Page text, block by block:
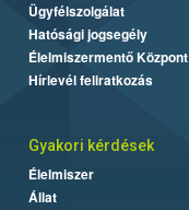
Ügyfélszolgálat
Hatósági jogsegély
Élelmiszermentő Központ
Hírlevél feliratkozás
Gyakori kérdések
Élelmiszer
Állat